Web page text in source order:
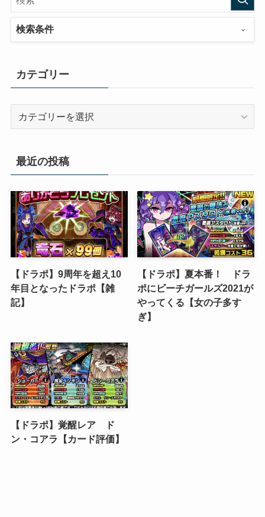
検索条件
カテゴリー
リ
最近の投稿
【ドラポ】9周年を超え10
年目となったドラポ【雑
記】
【ドラポ】夏本番！ ドラ
ポにビーチガールズ2021が
やってくる【女の子多す
ぎ】
【ドラポ】覚醒レア ド
ン・コアラ【カード評価】